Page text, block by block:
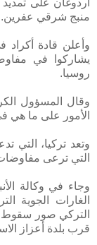
منبج شرقي عفرين.
وأعلن قادة أكراد
يشاركوا في
روسيا.
وقال المسؤول
الأمور على ما
وتعد تركيا، التي
التي ترعى
وجاء في وكالة
الغارات الجوية
التركي صور سقوط
قرب بلدة أعزاز